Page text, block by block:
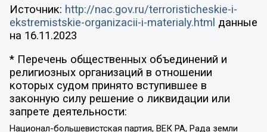
Источник: http://nac.gov.ru/terroristicheskie-i-
ekstremistskie-organizacii-i-materialy.html данные
на 16.11.2023
* Перечень общественных объединений и
религиозных организаций в отношении
которых судом принято вступившее в
законную силу решение о ликвидации или
запрете деятельности:
Национал-большевистская партия, ВЕК РА, Рада земли